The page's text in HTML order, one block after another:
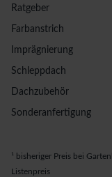
Ratgeber
Farbanstrich
Imprägnierung
Schleppdach
Dachzubehör
Sonderanfertigung
¹ bisheriger Preis bei
Listenpreis